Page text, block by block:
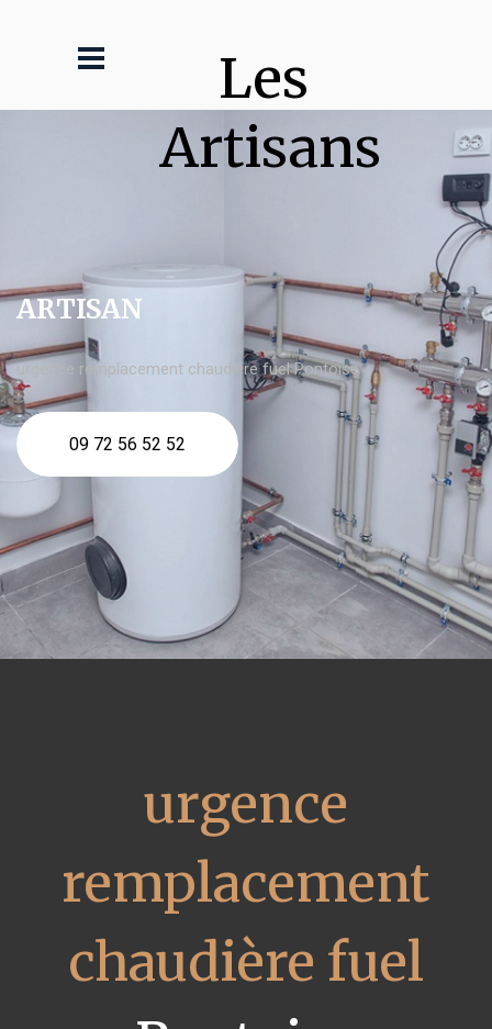
Les
Artisans
ARTISAN
urgence remplacement chaudière fuel Pontoise
09 72 56 52 52
urgence
remplacement
chaudière fuel